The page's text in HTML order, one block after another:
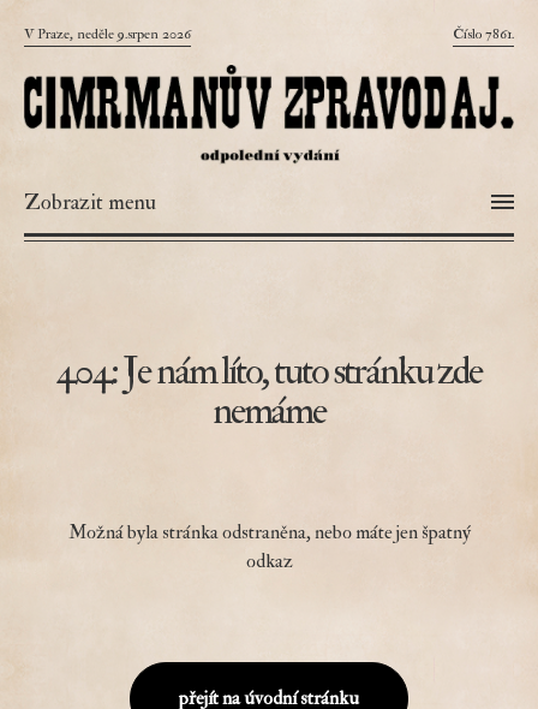
V Praze, neděle 9.srpen 2026 Číslo 7861.
Zobrazit menu
404: Je nám líto, tuto stránku zde
nemáme
Možná byla stránka odstraněna, nebo máte jen špatný
odkaz
přejít na úvodní stránku